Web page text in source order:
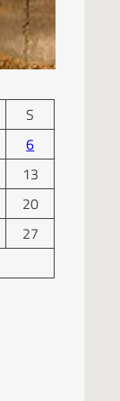
S
6
13
20
27